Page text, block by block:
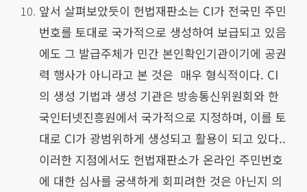
앞서 살펴보았듯이 헌법재판소는 CI가 전국민 주민
번호를 토대로 국가적으로 생성하여 보급되고 있음
에도 그 발급주체가 민간 본인확인기관이기에 공권
력 행사가 아니라고 본 것은 매우 형식적이다. CI
의 생성 기법과 생성 기관은 방송통신위원회와 한
국인터넷진흥원에서 국가적으로 지정하며, 이를 토
대로 CI가 광범위하게 생성되고 활용이 되고 있다..
이러한 지점에서도 헌법재판소가 온라인 주민번호
에 대한 심사를 궁색하게 회피려한 것은 아닌지 의